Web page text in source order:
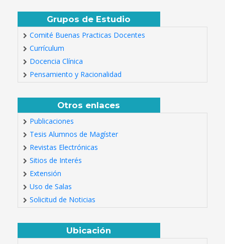
Grupos de Estudio
Comité Buenas Practicas Docentes
Currículum
Docencia Clínica
Pensamiento y Racionalidad
Otros enlaces
Publicaciones
Tesis Alumnos de Magíster
Revistas Electrónicas
Sitios de Interés
Extensión
Uso de Salas
Solicitud de Noticias
Ubicación